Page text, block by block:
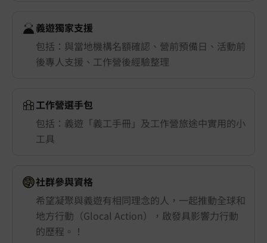
義遊獨家支援
包括：與當地機構名額確認、營前預備日、活動前
後專人支援、工作營後經驗整理
工作營選手包
包括：義遊「義工手冊」及工作營旅途中實用的小
工具
社群參與資格
希望凝聚與義遊有相同理念的人，一起推動全球和
地方行動（Glocal Action），啟發具影響力行動
的歷程。！